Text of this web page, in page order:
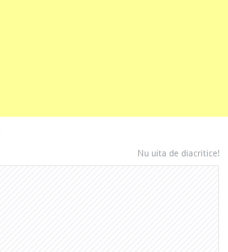
Nu uita de diacritice!